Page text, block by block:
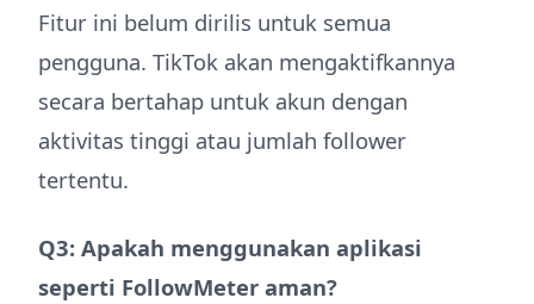
Fitur ini belum dirilis untuk semua
pengguna. TikTok akan mengaktifkannya
secara bertahap untuk akun dengan
aktivitas tinggi atau jumlah follower
tertentu.
Q3: Apakah menggunakan aplikasi
seperti FollowMeter aman?